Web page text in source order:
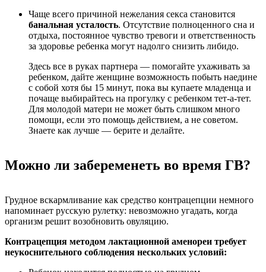
Чаще всего причиной нежелания секса становится
банальная усталость. Отсутствие полноценного сна и
отдыха, постоянное чувство тревоги и ответственность
за здоровье ребенка могут надолго снизить либидо.
Здесь все в руках партнера — помогайте ухаживать за
ребенком, дайте женщине возможность побыть наедине
с собой хотя бы 15 минут, пока вы купаете младенца и
почаще выбирайтесь на прогулку с ребенком тет-а-тет.
Для молодой матери не может быть слишком много
помощи, если это помощь действием, а не советом.
Знаете как лучше — берите и делайте.
Можно ли забеременеть во время ГВ?
Грудное вскармливание как средство контрацепции немного
напоминает русскую рулетку: невозможно угадать, когда
организм решит возобновить овуляцию.
Контрацепция методом лактационной аменореи требует
неукоснительного соблюдения нескольких условий: